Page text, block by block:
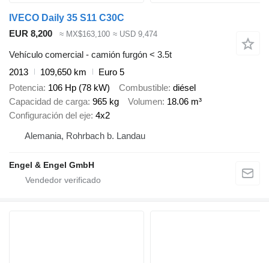
IVECO Daily 35 S11 C30C
EUR 8,200
≈ MX$163,100 ≈ USD 9,474
Vehículo comercial - camión furgón < 3.5t
2013
109,650 km
Euro 5
Potencia 106 Hp (78 kW) Combustible diésel
Capacidad de carga 965 kg Volumen 18.06 m³
Configuración del eje 4x2
Alemania, Rohrbach b. Landau
Engel & Engel GmbH